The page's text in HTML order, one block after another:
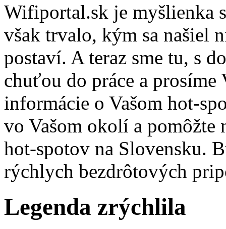
Wifiportal.sk je myšlienka
však trvalo, kým sa našiel
postaví. A teraz sme tu, s
chuťou do práce a prosíme
informácie o Vašom hot-
vo Vašom okolí a
hot-spotov na Slovensku.
rýchlych bezdrôtových
Legenda zrýchlila